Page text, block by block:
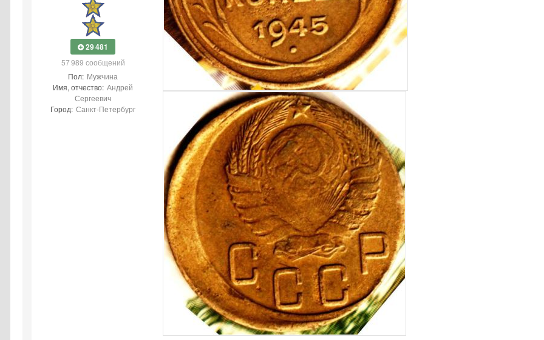
29 481
57 989 сообщений
Пол: Мужчина
Имя, отчество: Андрей
Сергеевич
Город: Санкт-Петербург